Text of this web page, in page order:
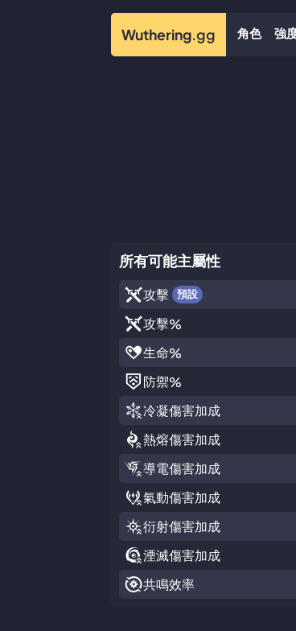
Wuthering.gg 角色 強
所有可能主屬性
攻擊 預設
攻擊%
生命%
防禦%
冷凝傷害加成
熱熔傷害加成
導電傷害加成
氣動傷害加成
衍射傷害加成
湮滅傷害加成
共鳴效率